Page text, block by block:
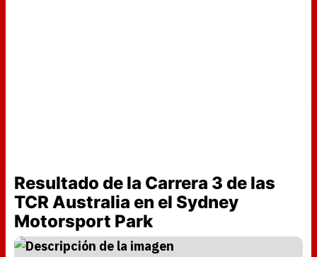
Resultado de la Carrera 3 de las
TCR Australia en el Sydney
Motorsport Park